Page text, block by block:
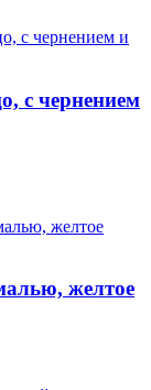
с чернением
желтое